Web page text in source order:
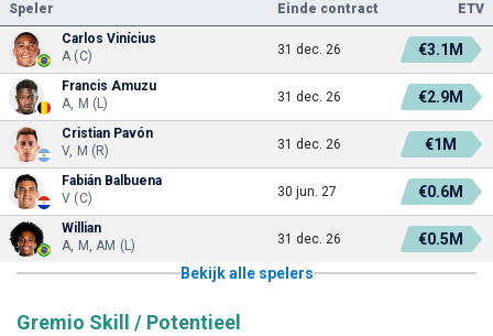
Speler Einde contract
ETV
Carlos Vinícius
A (C)
31 dec. 26 €3.1M
Francis Amuzu
A, M (L)
31 dec. 26 €2.9M
Cristian Pavón
V, M (R)
31 dec. 26 €1M
Fabián Balbuena
V (C)
30 jun. 27 €0.6M
Willian
A, M, AM (L)
31 dec. 26
€0.5M
Bekijk alle spelers
Gremio Skill / Potentieel